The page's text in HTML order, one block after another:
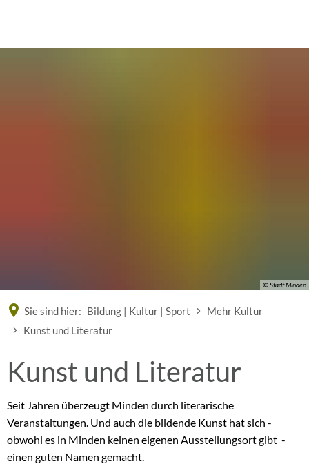
© Stadt Minden
Sie sind hier: Bildung | Kultur | Sport
Mehr Kultur
Kunst und Literatur
Kunst
und
Literatur
Kunst und Literatur
Seit Jahren überzeugt Minden durch literarische
Veranstaltungen. Und auch die bildende Kunst hat sich -
obwohl es in Minden keinen eigenen Ausstellungsort gibt -
einen guten Namen gemacht.